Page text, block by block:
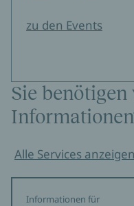
zu den Events
Sie
Alle Services anzeigen
Informationen für